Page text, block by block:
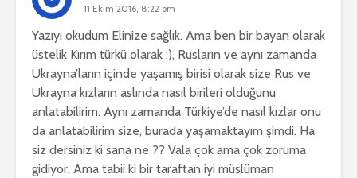
11 Ekim 2016, 8:22 pm
Yazıyı okudum Elinize sağlık. Ama ben bir bayan olarak
üstelik Kırım türkü olarak :), Rusların ve aynı zamanda
Ukrayna’ların içinde yaşamış birisi olarak size Rus ve
Ukrayna kızların aslında nasıl birileri olduğunu
anlatabilirim. Aynı zamanda Türkiye’de nasıl kızlar onu
da anlatabilirim size, burada yaşamaktayım şimdi. Ha
siz dersiniz ki sana ne ?? Vala çok ama çok zoruma
gidiyor. Ama tabii ki bir taraftan iyi müslüman